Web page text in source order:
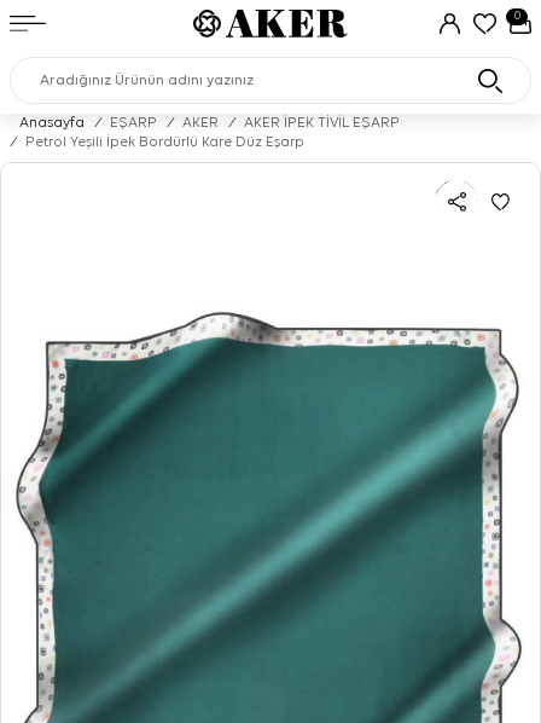
0
Anasayfa / EŞARP / AKER /
AKER İPEK TİVİL EŞARP
/
Petrol Yeşili İpek Bordürlü Kare Düz Eşarp